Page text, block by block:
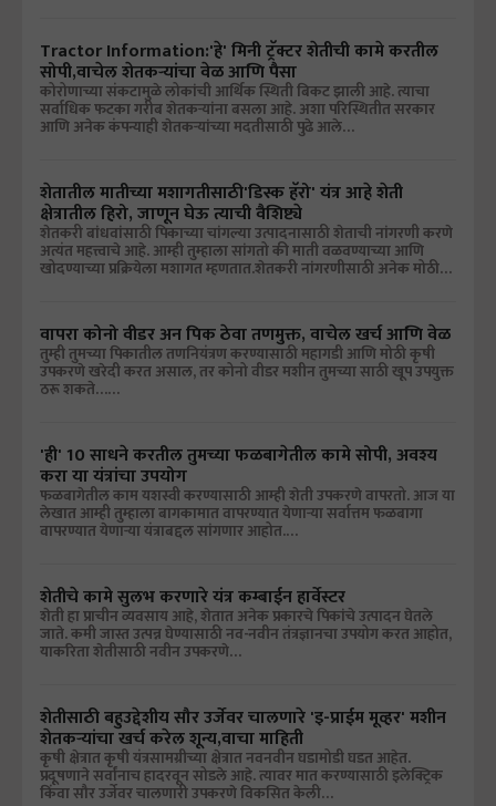
Tractor Information:'हे' मिनी ट्रॅक्टर शेतीची कामे करतील
सोपी,वाचेल शेतकऱ्यांचा वेळ आणि पैसा
कोरोणाच्या संकटामुळे लोकांची आर्थिक स्थिती बिकट झाली आहे. त्याचा
सर्वाधिक फटका गरीब शेतकऱ्यांना बसला आहे. अशा परिस्थितीत सरकार
आणि अनेक कंपन्याही शेतकऱ्यांच्या मदतीसाठी पुढे आले…
शेतातील मातीच्या मशागतीसाठी'डिस्क हॅरो' यंत्र आहे शेती
क्षेत्रातील हिरो, जाणून घेऊ त्याची वैशिष्ट्ये
शेतकरी बांधवांसाठी पिकाच्या चांगल्या उत्पादनासाठी शेताची नांगरणी करणे
अत्यंत महत्त्वाचे आहे. आम्ही तुम्हाला सांगतो की माती वळवण्याच्या आणि
खोदण्याच्या प्रक्रियेला मशागत म्हणतात.शेतकरी नांगरणीसाठी अनेक मोठी…
वापरा कोनो वीडर अन पिक ठेवा तणमुक्त, वाचेल खर्च आणि वेळ
तुम्ही तुमच्या पिकातील तणनियंत्रण करण्यासाठी महागडी आणि मोठी कृषी
उपकरणे खरेदी करत असाल, तर कोनो वीडर मशीन तुमच्या साठी खूप उपयुक्त
ठरू शकते……
'ही' 10 साधने करतील तुमच्या फळबागेतील कामे सोपी, अवश्य
करा या यंत्रांचा उपयोग
फळबागेतील काम यशस्वी करण्यासाठी आम्ही शेती उपकरणे वापरतो. आज या
लेखात आम्ही तुम्हाला बागकामात वापरण्यात येणाऱ्या सर्वात्तम फळबागा
वापरण्यात येणाऱ्या यंत्राबद्दल सांगणार आहोत.…
शेतीचे कामे सुलभ करणारे यंत्र कम्बाईन हार्वेस्टर
शेती हा प्राचीन व्यवसाय आहे, शेतात अनेक प्रकारचे पिकांचे उत्पादन घेतले
जाते. कमी जास्त उत्पन्न घेण्यासाठी नव-नवीन तंत्रज्ञानचा उपयोग करत आहोत,
याकरिता शेतीसाठी नवीन उपकरणे…
शेतीसाठी बहुउद्देशीय सौर उर्जेवर चालणारे 'इ-प्राईम मूव्हर' मशीन
शेतकऱ्यांचा खर्च करेल शून्य,वाचा माहिती
कृषी क्षेत्रात कृषी यंत्रसामग्रीच्या क्षेत्रात नवनवीन घडामोडी घडत आहेत.
प्रदूषणाने सर्वांनाच हादरवून सोडले आहे. त्यावर मात करण्यासाठी इलेक्ट्रिक
किंवा सौर उर्जेवर चालणारी उपकरणे विकसित केली…